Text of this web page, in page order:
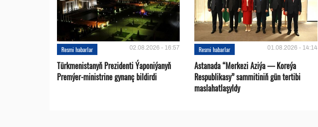
Resmi habarlar 02.08.2026 - 16:57
Türkmenistanyň Prezidenti Ýaponiýanyň
Premýer-ministrine gynanç bildirdi
Resmi habarlar 01.08.2026 - 14:14
Astanada “Merkezi Aziýa — Koreýa
Respublikasy” sammitiniň gün tertibi
maslahatlaşyldy